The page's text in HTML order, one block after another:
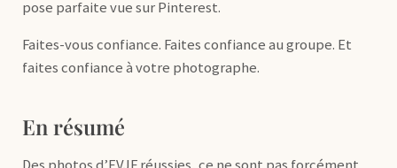
pose parfaite vue sur Pinterest.
Faites-vous confiance. Faites confiance au groupe. Et
faites confiance à votre photographe.
En résumé